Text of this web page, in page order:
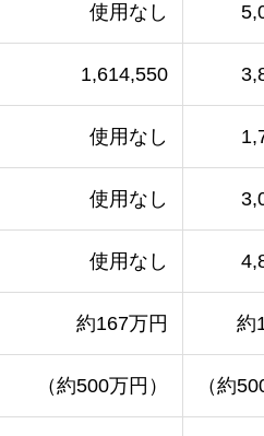
使用なし
1,614,550
使用なし
使用なし
使用なし
約167万円 約
（約500万円） （約